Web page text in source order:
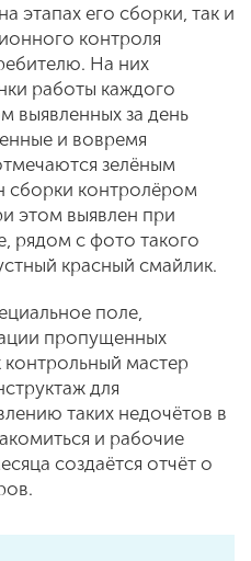
этапах его сборки, так и
контроля
На них
работы каждого
выявленных за день
и вовремя
зелёным
сборки контролёром
этом выявлен при
рядом с фото такого
красный смайлик.
поле,
пропущенных
контрольный мастер
для
таких недочётов в
и рабочие
создаётся отчёт о